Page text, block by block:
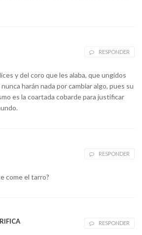
RESPONDER
y del coro que les alaba, que ungidos
harán nada por cambiar algo, pues su
es la coartada cobarde para justificar
RESPONDER
come el tarro?
RESPONDER